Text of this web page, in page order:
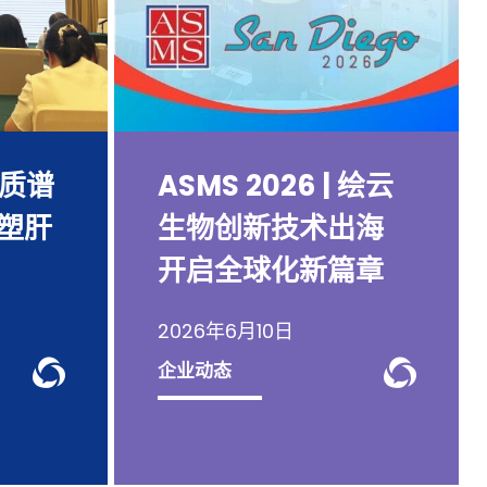
谱
肝
WeChat Knowledge
ASMS 2026 | 绘云
生物创新技术出海
开启全球化新篇章
企业动态
2026年6月10日